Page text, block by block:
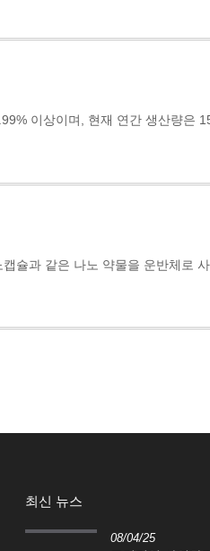
이상이며, 현재 연간 생산량은
슐과 같은 나노 약물을 운반체로
최신 뉴스
08/04/25